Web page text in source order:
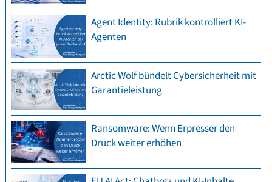
Agent Identity: Rubrik kontrolliert KI-
Agenten
Arctic Wolf bündelt Cybersicherheit mit
Garantieleistung
Ransomware: Wenn Erpresser den
Druck weiter erhöhen